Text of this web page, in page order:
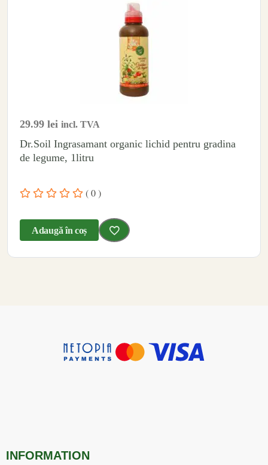
29.99 lei incl. TVA
Dr.Soil Ingrasamant organic lichid pentru gradina
de legume, 1litru
( 0 )
Adaugă în coș
INFORMATION